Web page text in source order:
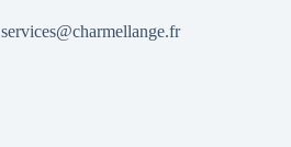
services@charmellange.fr